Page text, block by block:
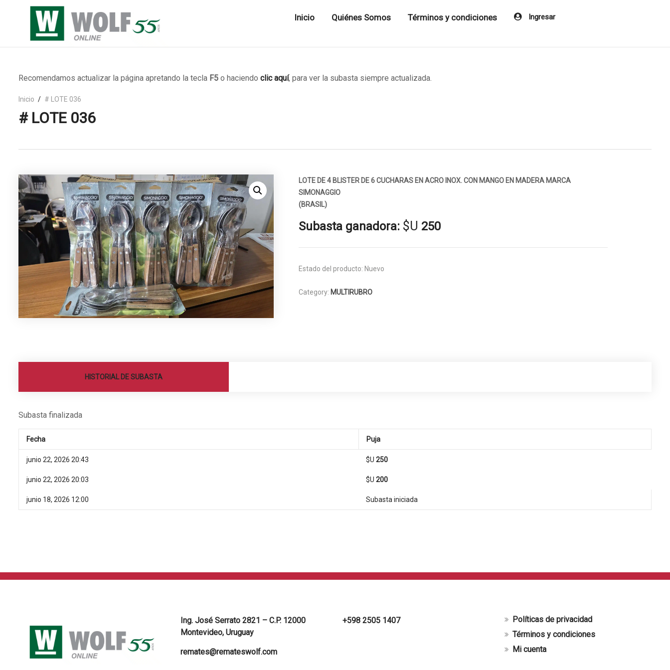
Inicio Quiénes Somos Términos y condiciones Ingresar
Recomendamos actualizar la página apretando la tecla F5 o haciendo clic aquí, para ver la subasta siempre actualizada.
Inicio # LOTE 036
# LOTE 036
LOTE DE 4 BLISTER DE 6 CUCHARAS EN ACRO INOX. CON MANGO EN MADERA MARCA
SIMONAGGIO
(BRASIL)
Subasta ganadora:$U 250
Estado del producto: Nuevo
Category: MULTIRUBRO
HISTORIAL DE SUBASTA
Subasta finalizada
Fecha Puja
junio 22, 2026 20:43 $U 250
junio 22, 2026 20:03 $U 200
junio 18, 2026 12:00 Subasta iniciada
Ing. José Serrato 2821 – C.P. 12000
Montevideo, Uruguay
remates@remateswolf.com
+598 2505 1407
Políticas de privacidad
Términos y condiciones
Mi cuenta